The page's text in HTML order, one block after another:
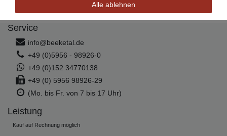
Service
info@beeketal.de
+49 (0)5956 - 98926-0
+49 (0)152 34770138
+49 (0) 5956 98926-29
(Mo. bis Fr. von 7 bis 17 Uhr)
Leistung
Kauf auf Rechnung möglich
Alle ablehnen